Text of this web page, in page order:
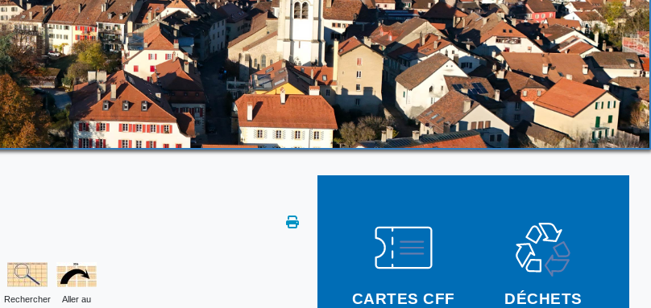
CARTES CFF DÉCHETS
Rechercher Aller au